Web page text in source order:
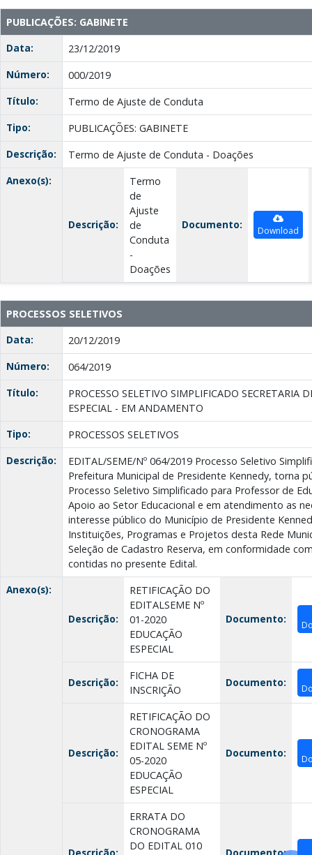
PUBLICAÇÕES: GABINETE
Data:
23/12/2019
Número:
000/2019
Título:
Termo de Ajuste de Conduta
Tipo:
PUBLICAÇÕES: GABINETE
Descrição:
Termo de Ajuste de Conduta - Doações
Anexo(s):
Descrição:
Termo
de
Ajuste
de
Conduta
-
Doações
Documento: Download
PROCESSOS SELETIVOS
Data:
20/12/2019
Número:
064/2019
Título:
PROCESSO SELETIVO SIMPLIFICADO SECRETARIA
ESPECIAL - EM ANDAMENTO
Tipo:
PROCESSOS SELETIVOS
Descrição:
EDITAL/SEME/Nº 064/2019 Processo Seletivo
Prefeitura Municipal de Presidente Kennedy, torna
Processo Seletivo Simplificado para Professor de
Apoio ao Setor Educacional e em atendimento as
interesse público do Município de Presidente
Instituições, Programas e Projetos desta Rede
Seleção de Cadastro Reserva, em conformidade
contidas no presente Edital.
Anexo(s):
Descrição:
RETIFICAÇÃO DO
EDITALSEME Nº
01-2020
EDUCAÇÃO
ESPECIAL
Documento:
Descrição:
FICHA DE
INSCRIÇÃO
Documento:
Descrição:
RETIFICAÇÃO DO
CRONOGRAMA
EDITAL SEME Nº
05-2020
EDUCAÇÃO
ESPECIAL
Documento:
ERRATA DO
CRONOGRAMA
DO EDITAL 010